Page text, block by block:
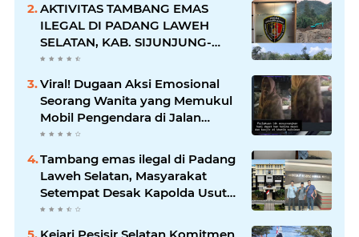
AKTIVITAS TAMBANG EMAS
ILEGAL DI PADANG LAWEH
SELATAN, KAB. SIJUNJUNG-
SUMBAR SEMAKIN
MERAJALELA
Viral! Dugaan Aksi Emosional
Seorang Wanita yang Memukul
Mobil Pengendara di Jalan
Khatib Sulaiman
Tambang emas ilegal di Padang
Laweh Selatan, Masyarakat
Setempat Desak Kapolda Usut
Tuntas